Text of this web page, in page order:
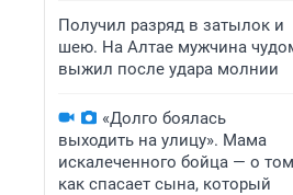
Получил разряд в затылок и
шею. На Алтае мужчина
выжил после удара молнии
«Долго боялась
выходить на улицу». Мама
искалеченного бойца — о
как спасает сына, который